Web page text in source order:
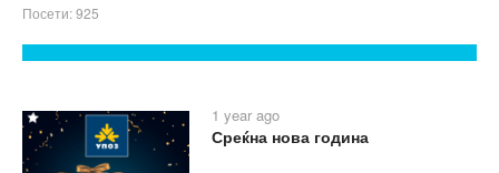
Посети: 925
1 year ago
Среќна нова година